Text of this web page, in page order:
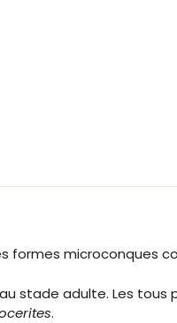
formes microconques
stade adulte. Les
.